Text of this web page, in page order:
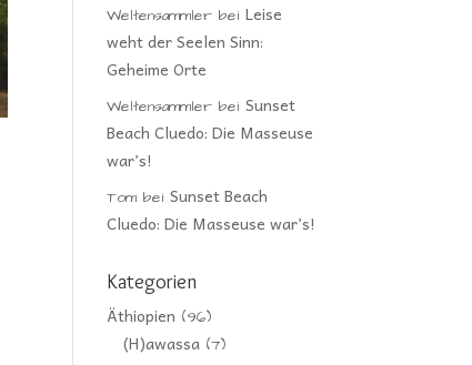
Weltensammler beiLeise
weht der Seelen Sinn:
Geheime Orte
Weltensammler beiSunset
Beach Cluedo: Die Masseuse
war’s!
Tom beiSunset Beach
Cluedo: Die Masseuse war’s!
Kategorien
Äthiopien (96)
(H)awassa (7)